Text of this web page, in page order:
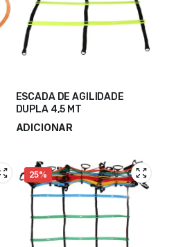
ESCADA DE AGILIDADE
DUPLA 4,5 MT
ADICIONAR
25%